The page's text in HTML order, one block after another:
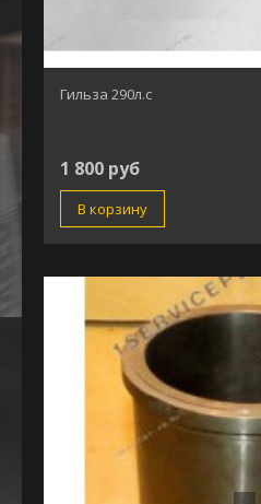
Гильза 290л.с
1 800 руб
В корзину